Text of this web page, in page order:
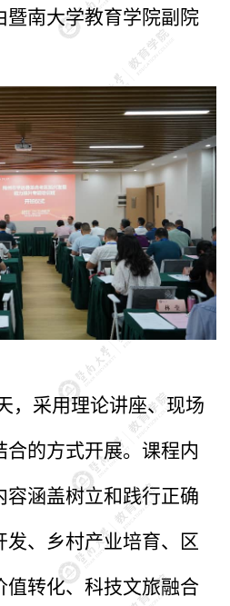
暨南大学教育学院副院
，采用理论讲座、现场
的方式开展。课程内
容涵盖树立和践行正确
发、乡村产业培育、区
值转化、科技文旅融合